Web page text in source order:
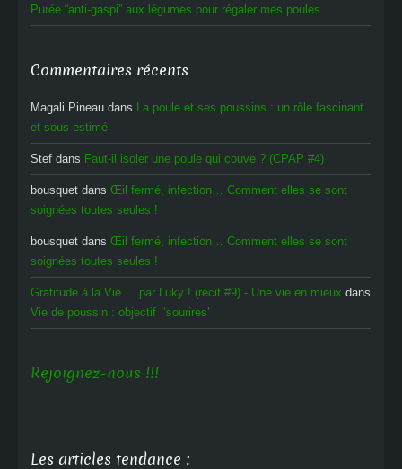
Purée “anti-gaspi” aux légumes pour régaler mes poules
Commentaires récents
Magali Pineau dans La poule et ses poussins : un rôle fascinant
et sous-estimé
Stef dans Faut-il isoler une poule qui couve ? (CPAP #4)
bousquet dans Œil fermé, infection… Comment elles se sont
soignées toutes seules !
bousquet dans Œil fermé, infection… Comment elles se sont
soignées toutes seules !
Gratitude à la Vie ... par Luky ! (récit #9) - Une vie en mieux dans
Vie de poussin : objectif ‘sourires’
Rejoignez-nous !!!
Les articles tendance :